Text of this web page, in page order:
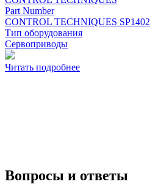
Part Number
CONTROL TECHNIQUES SP1402
Тип оборудования
Сервоприводы
Читать подробнее
Вопросы и ответы